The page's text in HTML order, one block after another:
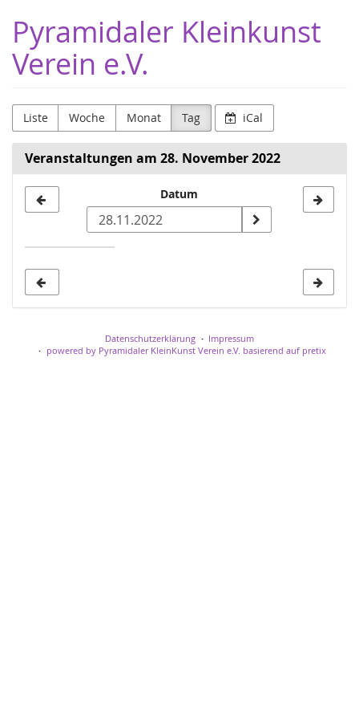
Haupt-
Inhalt
springen
Pyramidaler Kleinkunst
Verein e.V.
Liste Woche Monat Tag iCal
Veranstaltungen am 28. November 2022
zur
Anzeige
Datum
Datenschutzerklärung
Impressum
powered by Pyramidaler KleinKunst Verein e.V. basierend auf pretix